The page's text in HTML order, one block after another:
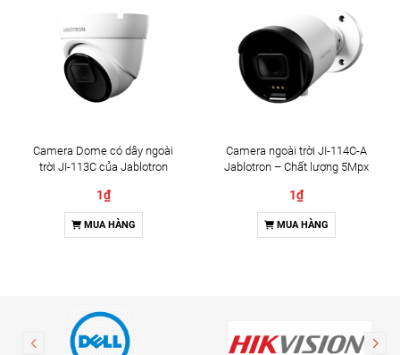
Camera Dome có dây ngoài
trời JI-113C của Jablotron
1₫
MUA HÀNG
Camera ngoài trời JI-114C-A
Jablotron – Chất lượng 5Mpx
1₫
MUA HÀNG